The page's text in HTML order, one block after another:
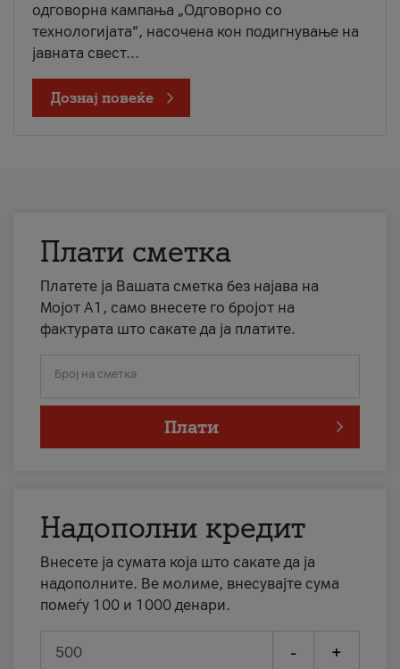
одговорна кампања „Одговорно со
технологијата“, насочена кон подигнување на
јавната свест...
Дознај повеќе
Плати сметка
Платете ја Вашата сметка без најава на
Мојот А1, само внесете го бројот на
фактурата што сакате да ја платите.
Број на сметка
Плати
Надополни кредит
Внесете ја сумата која што сакате да ја
надополните. Ве молиме, внесувајте сума
помеѓу 100 и 1000 денари.
- +